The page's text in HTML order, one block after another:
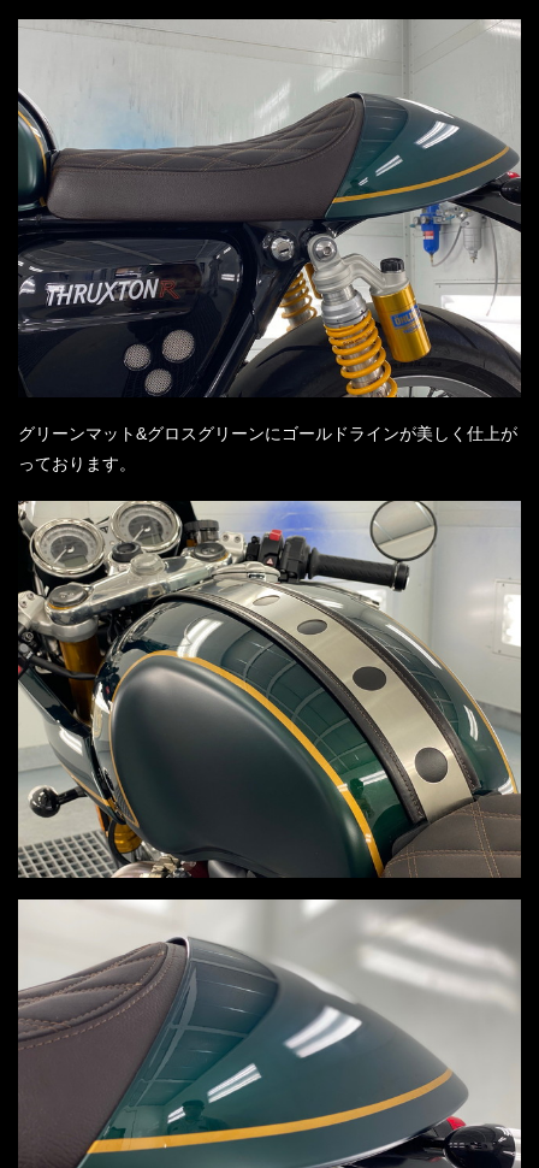
グリーンマット&グロスグリーンにゴールドラインが美しく仕上が
っております。